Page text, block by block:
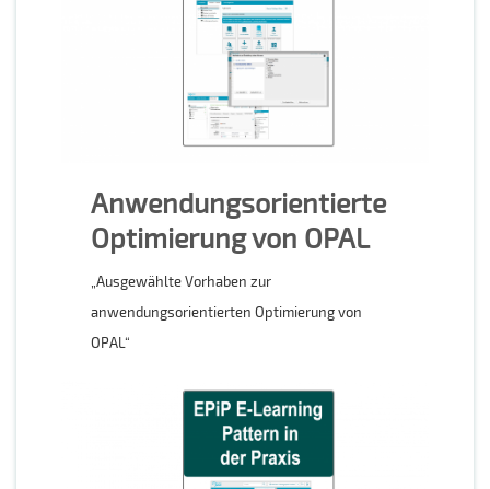
Anwendungsorientierte
Optimierung von OPAL
„Ausgewählte Vorhaben zur
anwendungsorientierten Optimierung von
OPAL“